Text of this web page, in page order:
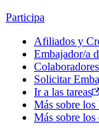
Participa
Afiliados y
Embajador/a
Colaboradores
Solicitar
Ir a las tareas
Más sobre
Más sobre los